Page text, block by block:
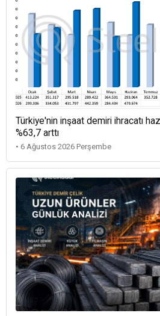
Türkiye'nin inşaat demiri ihracatı
%63,7 arttı
• 6 Ağustos 2026 Perşembe